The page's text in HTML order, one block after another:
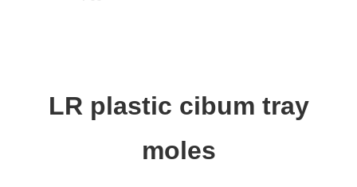
LR plastic cibum tray
moles